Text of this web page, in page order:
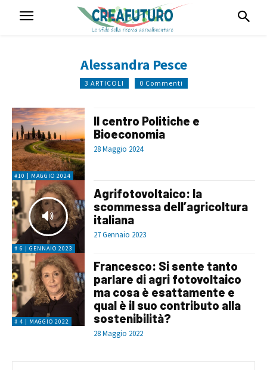
Alessandra Pesce
3 ARTICOLI 0 Commenti
#10 | MAGGIO 2024
Il centro Politiche e
Bioeconomia
28 Maggio 2024
# 6 | GENNAIO 2023
Agrifotovoltaico: la
scommessa dell’agricoltura
italiana
27 Gennaio 2023
# 4 | MAGGIO 2022
Francesco: Si sente tanto
parlare di agri fotovoltaico
ma cosa è esattamente e
qual è il suo contributo alla
sostenibilità?
28 Maggio 2022